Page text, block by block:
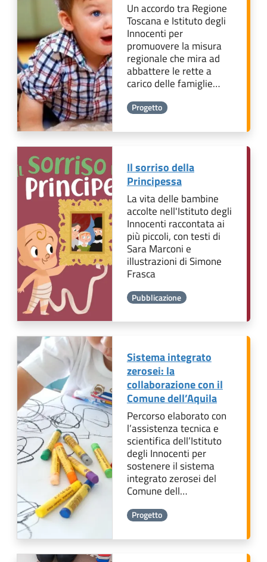
Un accordo tra Regione
Toscana e Istituto degli
Innocenti per
promuovere la misura
regionale che mira ad
abbattere le rette a
carico delle famiglie…
Progetto
Il sorriso della
Principessa
La vita delle bambine
accolte nell'Istituto degli
Innocenti raccontata ai
più piccoli, con testi di
Sara Marconi e
illustrazioni di Simone
Frasca
Pubblicazione
Sistema integrato
zerosei: la
collaborazione con il
Comune dell’Aquila
Percorso elaborato con
l’assistenza tecnica e
scientifica dell’Istituto
degli Innocenti per
sostenere il sistema
integrato zerosei del
Comune dell…
Progetto